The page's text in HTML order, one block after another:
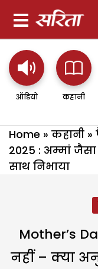
ऑडियो कहानी
Home » कहानी »
2025 : अम्मां
साथ निभाया
Mother’s
नहीं – क्या